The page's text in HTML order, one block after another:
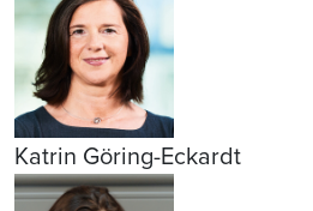
Katrin Göring-Eckardt